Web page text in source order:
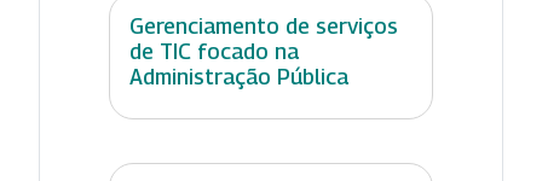
Gerenciamento de serviços
de TIC focado na
Administração Pública